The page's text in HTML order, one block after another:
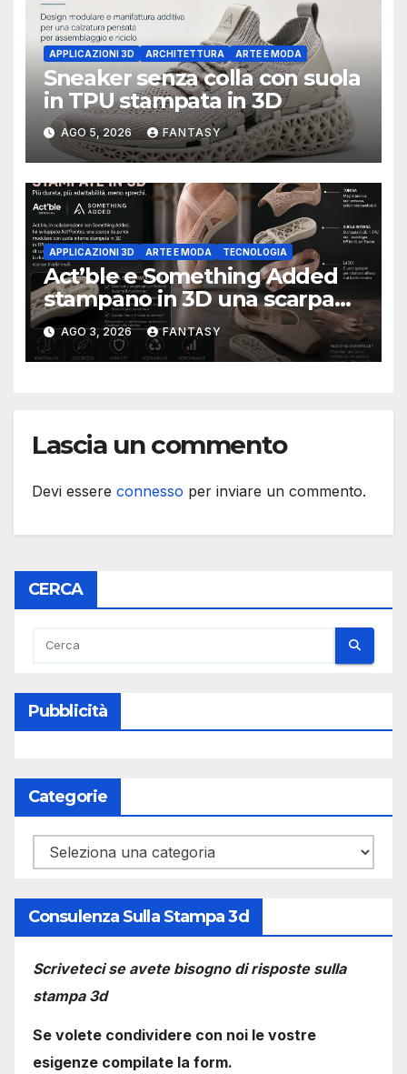
APPLICAZIONI 3D ARCHITETTURA ARTE E MODA
Sneaker senza colla con suola
in TPU stampata in 3D
AGO 5, 2026 FANTASY
APPLICAZIONI 3D ARTE E MODA TECNOLOGIA
Act’ble e Something Added
stampano in 3D una scarpa
da punta modulare
progettata per durare cinque
volte di più
AGO 3, 2026 FANTASY
Lascia un commento
Devi essere connesso per inviare un commento.
CERCA
Pubblicità
Categorie
Categorie
Consulenza Sulla Stampa 3d
Scriveteci se avete bisogno di risposte sulla
stampa 3d
Se volete condividere con noi le vostre
esigenze compilate la form.